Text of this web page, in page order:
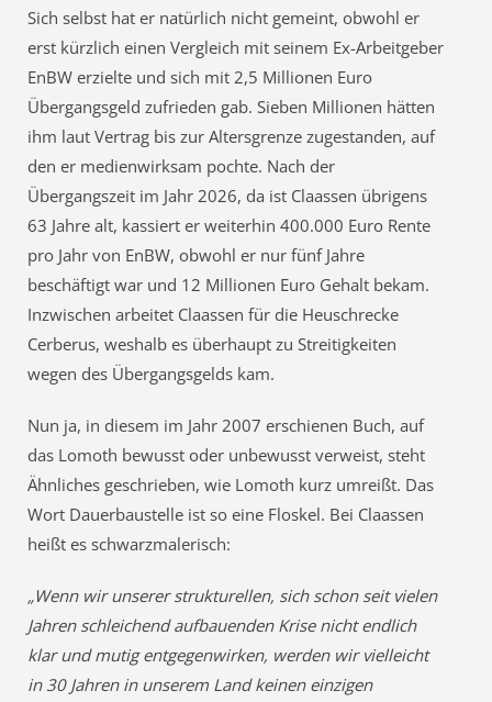
Sich selbst hat er natürlich nicht gemeint, obwohl er
erst kürzlich einen Vergleich mit seinem Ex-Arbeitgeber
EnBW erzielte und sich mit 2,5 Millionen Euro
Übergangsgeld zufrieden gab. Sieben Millionen hätten
ihm laut Vertrag bis zur Altersgrenze zugestanden, auf
den er medienwirksam pochte. Nach der
Übergangszeit im Jahr 2026, da ist Claassen übrigens
63 Jahre alt, kassiert er weiterhin 400.000 Euro Rente
pro Jahr von EnBW, obwohl er nur fünf Jahre
beschäftigt war und 12 Millionen Euro Gehalt bekam.
Inzwischen arbeitet Claassen für die Heuschrecke
Cerberus, weshalb es überhaupt zu Streitigkeiten
wegen des Übergangsgelds kam.
Nun ja, in diesem im Jahr 2007 erschienen Buch, auf
das Lomoth bewusst oder unbewusst verweist, steht
Ähnliches geschrieben, wie Lomoth kurz umreißt. Das
Wort Dauerbaustelle ist so eine Floskel. Bei Claassen
heißt es schwarzmalerisch:
„Wenn wir unserer strukturellen, sich schon seit vielen
Jahren schleichend aufbauenden Krise nicht endlich
klar und mutig entgegenwirken, werden wir vielleicht
in 30 Jahren in unserem Land keinen einzigen